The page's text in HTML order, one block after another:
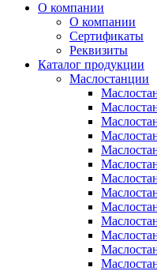
О компании
О компании
Сертификаты
Реквизиты
Каталог продукции
Маслостанции